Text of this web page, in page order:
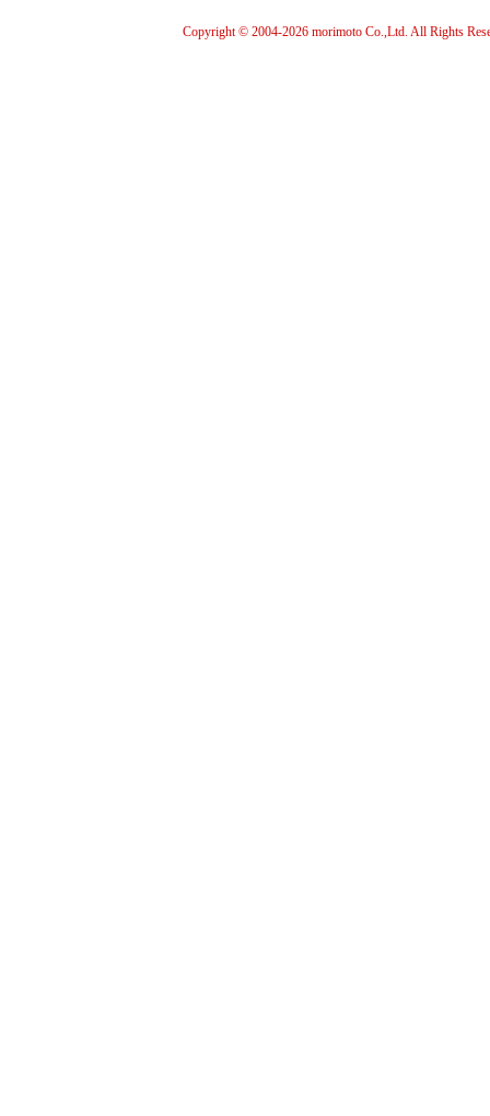
Copyright © 2004-2026 morimoto Co.,Ltd. All Rights